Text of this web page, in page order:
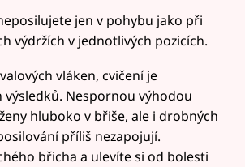
jen v pohybu jako při
výdržích v jednotlivých pozicích.
vláken, cvičení je
Nespornou výhodou
hluboko v břiše, ale i drobných
příliš nezapojují.
břicha a ulevíte si od bolesti